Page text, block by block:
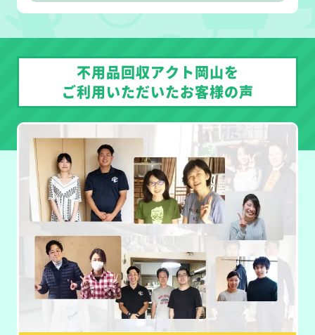
不用品回収アクト岡山を
ご利用いただいたお客様の声